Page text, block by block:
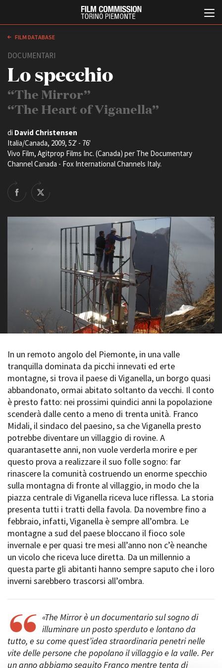
ABOUT
Storia della Fondazione
Contatti
Rete regionale
Amministrazione
Sostenibilità ambientale
SERVIZI
Servizi generali
Location scouting
Spazi nella sede FCTP
Sala Casting
Sala Paolo Tenna
FILM FUNDS
Piemonte Film Tv Fund
Piemonte Film Tv
Development Fund
Piemonte Doc Film Fund
Short Film Fund
PRODUCTION GUIDE
Società di produzione
Strutture di servizio
Professionisti
Attrici-Attori
Beginners
LOCATION GUIDE
FILM DATABASE
NEWS
CASTING
EVENTI, SPECIALI
Guarda che storia!
La Grazia - Immagini e
location della Torino di Paolo
Sorrentino
Open Day
Ciak in TOur!
FESTIVAL, MARKETS,
AWARDS
International Film Festival
Rotterdam
Berlinale Internationalen
Festival de Cannes
Biografilm Festival - Bio to B
Industry Days
Locarno Film Festival
Mostra Internazionale d’Arte
Cinematografica Venezia
Toronto International Film
Festival
Festa del Cinema di Roma
Torino Film Festival
David di Donatello
Nastri d’Argento
Premio Solinas
STRUMENTI
Location - Accedi al tuo
profilo
Location - Nuovo utente
Newsletter
Lavora con noi
Stage - Tirocini - Scuola e
per affidamento lavori in
economia
FILM DATABASE
DOCUMENTARI
Lo specchio
“The Mirror”
“The Heart of Viganella”
di David Christensen
Italia/Canada, 2009, 52' - 76'
Vivo Film, Agitprop Films Inc. (Canada) per The Documentary
Channel Canada - Fox International Channels Italy.
In un remoto angolo del Piemonte, in una valle
tranquilla dominata da picchi innevati ed erte
montagne, si trova il paese di Viganella, un borgo quasi
abbandonato, ormai abitato soltanto da vecchi. Il conto
è presto fatto: nei prossimi quindici anni la popolazione
scenderà dalle cento a meno di trenta unità. Franco
Midali, il sindaco del paesino, sa che Viganella presto
potrebbe diventare un villaggio di rovine. A
quarantasette anni, non vuole verderla morire e per
questo prova a realizzare il suo folle sogno: far
rinascere la comunità costruendo un enorme specchio
sulla montagna di fronte al villaggio, in modo che la
piazza centrale di Viganella riceva luce riflessa. La storia
presenta tutti i tratti della favola. Da novembre fino a
febbraio, infatti, Viganella è sempre all’ombra. Le
montagne a sud del paese bloccano il fioco sole
invernale e per quasi tre mesi all’anno non c’è neanche
un vicolo che riceva luce diretta. Da un millennio a
questa parte gli abitanti hanno sempre saputo che i loro
inverni sarebbero trascorsi all’ombra.
«The Mirrorè un documentario sul sogno di
illuminare un posto sperduto e lontano da
tutto, e su come quest’idea straordinaria penetri nelle
vite delle persone che popolano il villaggio e la valle. Per
un anno abbiamo seguito Franco mentre tenta di